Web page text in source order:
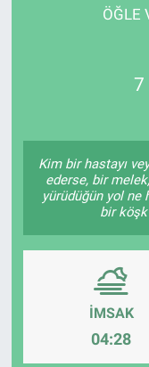
ÖĞLE
7
Kim bir hastayı
ederse, bir
yürüdüğün yol ne
bir köşk
İMSAK
04:28
Perde Arkası
Son Dakika